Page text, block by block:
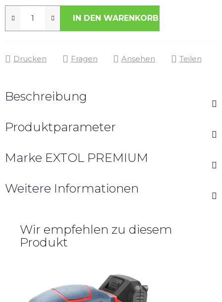
IN DEN WARENKORB
Drucken Fragen Ansehen Teilen
Beschreibung
Produktparameter
Marke EXTOL PREMIUM
Weitere Informationen
Wir empfehlen zu diesem
Produkt